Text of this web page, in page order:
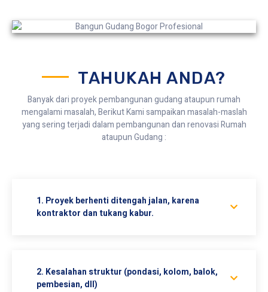
TAHUKAH ANDA?
Banyak dari proyek pembangunan gudang ataupun rumah
mengalami masalah, Berikut Kami sampaikan masalah-maslah
yang sering terjadi dalam pembangunan dan renovasi Rumah
ataupun Gudang :
1. Proyek berhenti ditengah jalan, karena
kontraktor dan tukang kabur.
2. Kesalahan struktur (pondasi, kolom, balok,
pembesian, dll)